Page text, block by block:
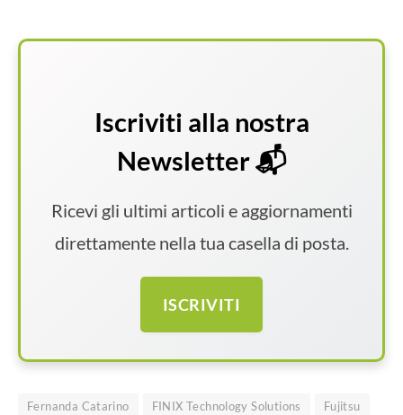
Iscriviti alla nostra
Newsletter 📬
Ricevi gli ultimi articoli e aggiornamenti
direttamente nella tua casella di posta.
ISCRIVITI
Fernanda Catarino FINIX Technology Solutions
Fujitsu